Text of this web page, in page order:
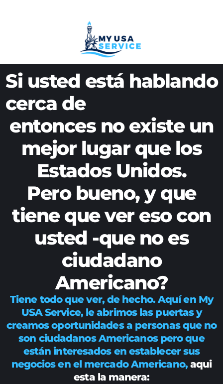
Si usted está hablando
cerca de
E-Commerce,
entonces no existe un
mejor lugar que los
Estados Unidos.
Pero bueno, y que
tiene que ver eso con
usted -que no es
ciudadano
Americano?
Tiene todo que ver, de hecho. Aquí en My
USA Service, le abrimos las puertas y
creamos oportunidades a personas que no
son ciudadanos Americanos pero que
están interesados en establecer sus
negocios en el mercado Americano, aqui
esta la manera: